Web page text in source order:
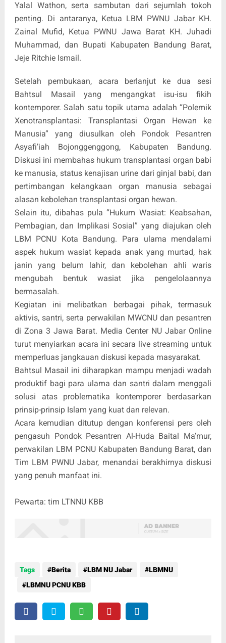
Yalal Wathon, serta sambutan dari sejumlah tokoh
penting. Di antaranya, Ketua LBM PWNU Jabar KH.
Zainal Mufid, Ketua PWNU Jawa Barat KH. Juhadi
Muhammad, dan Bupati Kabupaten Bandung Barat,
Jeje Ritchie Ismail.
Setelah pembukaan, acara berlanjut ke dua sesi
Bahtsul Masail yang mengangkat isu-isu fikih
kontemporer. Salah satu topik utama adalah “Polemik
Xenotransplantasi: Transplantasi Organ Hewan ke
Manusia” yang diusulkan oleh Pondok Pesantren
Asyafi’iah Bojonggenggong, Kabupaten Bandung.
Diskusi ini membahas hukum transplantasi organ babi
ke manusia, status kenajisan urine dari ginjal babi, dan
pertimbangan kelangkaan organ manusia sebagai
alasan kebolehan transplantasi organ hewan.
Selain itu, dibahas pula “Hukum Wasiat: Keabsahan,
Pembagian, dan Implikasi Sosial” yang diajukan oleh
LBM PCNU Kota Bandung. Para ulama mendalami
aspek hukum wasiat kepada anak yang murtad, hak
janin yang belum lahir, dan kebolehan ahli waris
mengubah bentuk wasiat jika pengelolaannya
bermasalah.
Kegiatan ini melibatkan berbagai pihak, termasuk
aktivis, santri, serta perwakilan MWCNU dan pesantren
di Zona 3 Jawa Barat. Media Center NU Jabar Online
turut menyiarkan acara ini secara live streaming untuk
memperluas jangkauan diskusi kepada masyarakat.
Bahtsul Masail ini diharapkan mampu menjadi wadah
produktif bagi para ulama dan santri dalam menggali
solusi atas problematika kontemporer berdasarkan
prinsip-prinsip Islam yang kuat dan relevan.
Acara kemudian ditutup dengan konferensi pers oleh
pengasuh Pondok Pesantren Al-Huda Baital Ma’mur,
perwakilan LBM PCNU Kabupaten Bandung Barat, dan
Tim LBM PWNU Jabar, menandai berakhirnya diskusi
yang penuh manfaat ini.
Pewarta: tim LTNNU KBB
Tags Berita LBM NU Jabar
LBMNU
LBMNU PCNU KBB